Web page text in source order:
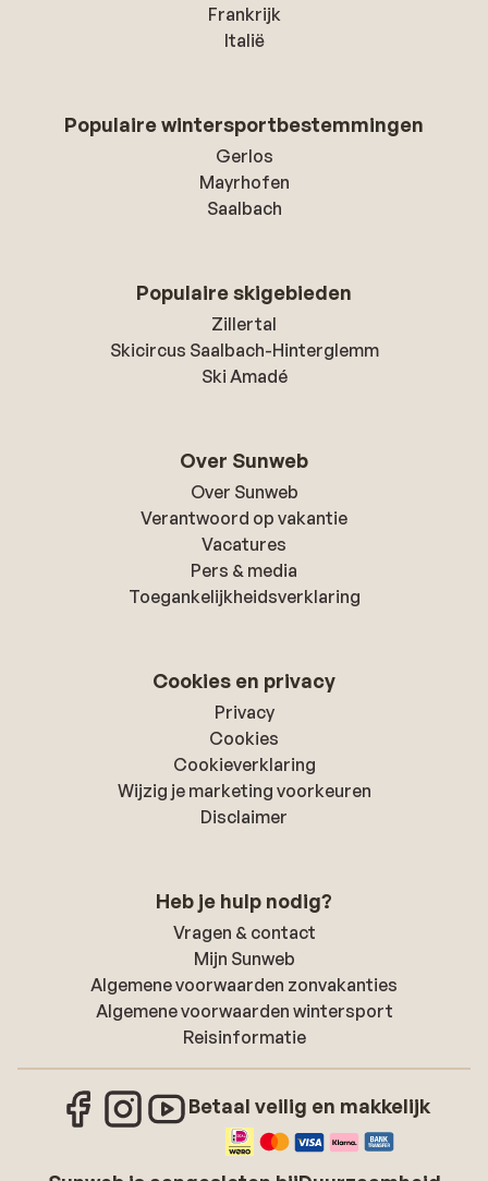
Frankrijk
Italië
Populaire wintersportbestemmingen
Gerlos
Mayrhofen
Saalbach
Populaire skigebieden
Zillertal
Skicircus Saalbach-Hinterglemm
Ski Amadé
Over Sunweb
Over Sunweb
Verantwoord op vakantie
Vacatures
Pers & media
Toegankelijkheidsverklaring
Cookies en privacy
Privacy
Cookies
Cookieverklaring
Wijzig je marketing voorkeuren
Disclaimer
Heb je hulp nodig?
Vragen & contact
Mijn Sunweb
Algemene voorwaarden zonvakanties
Algemene voorwaarden wintersport
Reisinformatie
Betaal veilig en makkelijk